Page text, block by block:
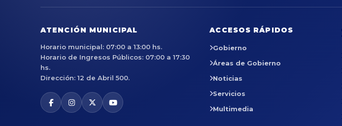
ATENCIÓN MUNICIPAL
Horario municipal: 07:00 a 13:00 hs.
Horario de Ingresos Públicos: 07:00 a 17:30
hs.
Dirección: 12 de Abril 500.
ACCESOS RÁPIDOS
Gobierno
Áreas de Gobierno
Noticias
Servicios
Multimedia